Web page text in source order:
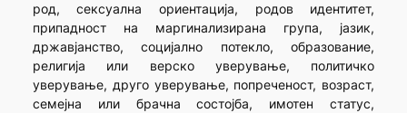
род, сексуална ориентација, родов идентитет,
припадност на маргинализирана група, јазик,
државјанство, социјално потекло, образование,
религија или верско уверување, политичко
уверување, друго уверување, попреченост, возраст,
семејна или брачна состојба, имотен статус,